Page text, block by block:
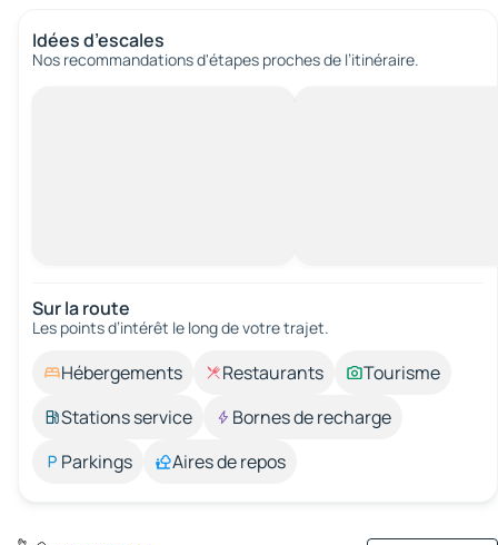
Idées d’escales
Nos recommandations d'étapes proches de l’itinéraire.
Sur la route
Les points d’intérêt le long de votre trajet.
Hébergements Restaurants
Tourisme
Stations service
Bornes de recharge
Parkings
Aires de repos